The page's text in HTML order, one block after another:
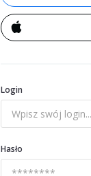
Login
Hasło